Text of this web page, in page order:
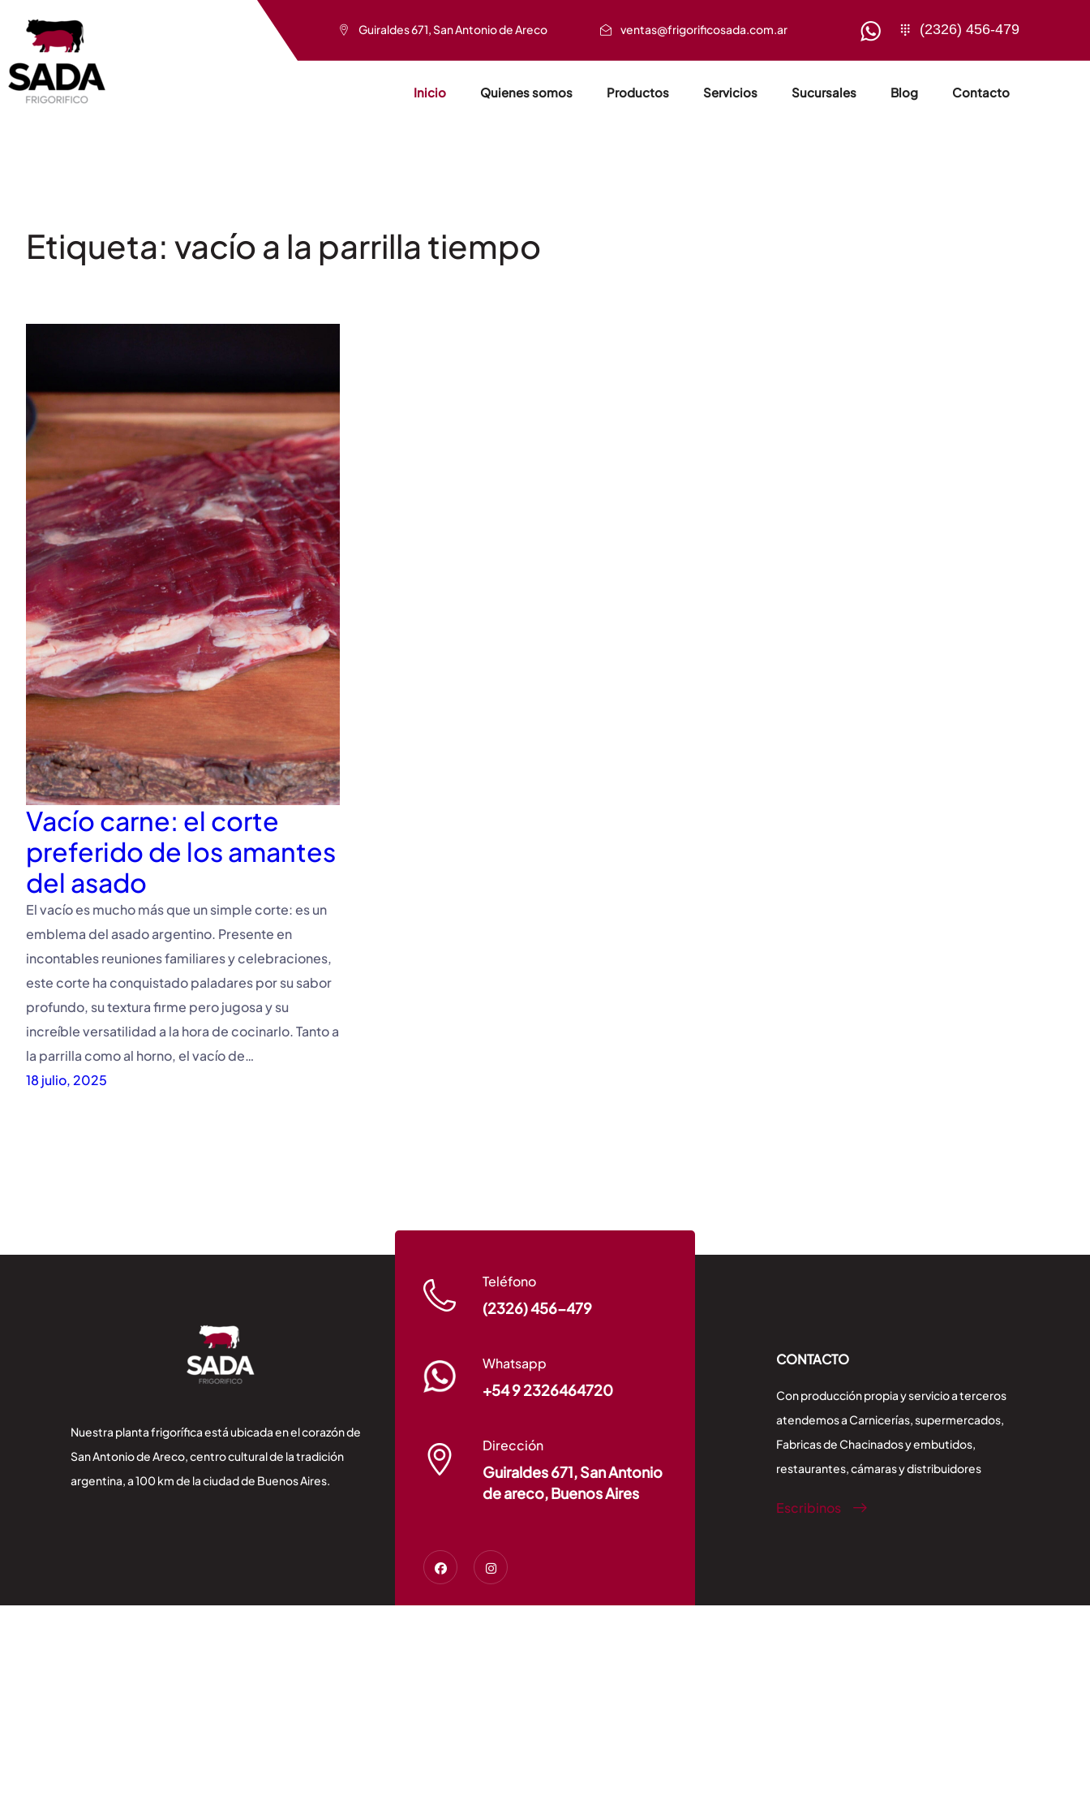
contenido
Guiraldes 671, San Antonio de Areco ventas@frigorificosada.com.ar (2326) 456-479
Inicio Quienes somos Productos Servicios Sucursales Blog Contacto
Etiqueta: vacío a la parrilla tiempo
Vacío carne: el corte
preferido de los amantes
del asado
El vacío es mucho más que un simple corte: es un
emblema del asado argentino. Presente en
incontables reuniones familiares y celebraciones,
este corte ha conquistado paladares por su sabor
profundo, su textura firme pero jugosa y su
increíble versatilidad a la hora de cocinarlo. Tanto a
la parrilla como al horno, el vacío de…
18 julio, 2025
Nuestra planta frigorífica está ubicada en el corazón de
San Antonio de Areco, centro cultural de la tradición
argentina, a 100 km de la ciudad de Buenos Aires.
Teléfono
(2326) 456-479
Whatsapp
+54 9 2326464720
Dirección
Guiraldes 671, San Antonio
de areco, Buenos Aires
CONTACTO
Con producción propia y servicio a terceros
atendemos a Carnicerías, supermercados,
Fabricas de Chacinados y embutidos,
restaurantes, cámaras y distribuidores
Escribinos